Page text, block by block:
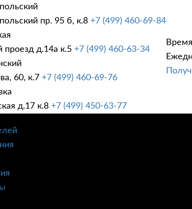
пр. 95 б, к.8 +7 (499) 460-69-84
проезд д.14а к.5 +7 (499) 460-63-34
60, к.7 +7 (499) 460-69-76
д.17 к.8 +7 (499) 450-63-77
УСЛУГИ